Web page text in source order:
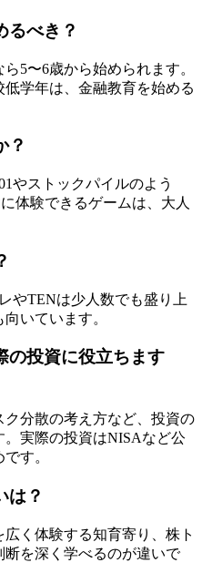
るべき？
5〜6歳から始められます。
学年は、金融教育を始める
？
やストックパイルのよう
体験できるゲームは、大人
やTENは少人数でも盛り上
いています。
の投資に役立ちます
分散の考え方など、投資の
実際の投資はNISAなど公
す。
は？
く体験する知育寄り、株ト
を深く学べるのが違いで